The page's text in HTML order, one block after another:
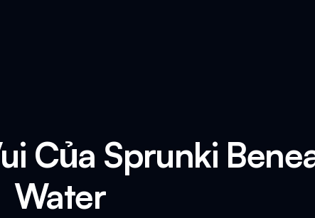
Của Sprunki
Water